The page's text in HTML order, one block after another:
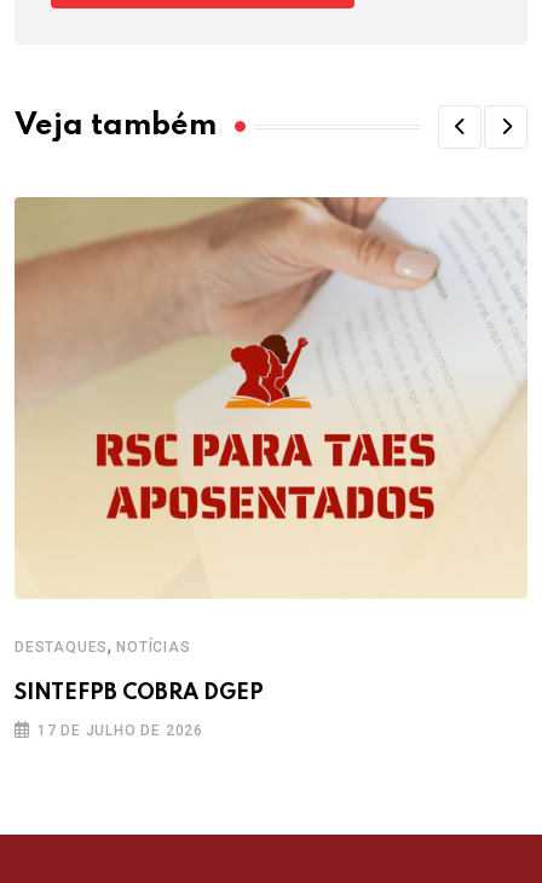
Veja também
DESTAQUES,NOTÍCIAS
SINTEFPB COBRA DGEP
17 DE JULHO DE 2026